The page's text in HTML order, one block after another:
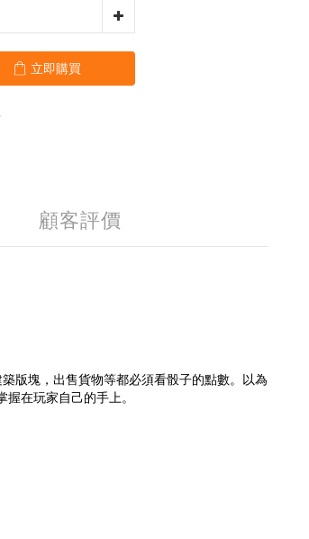
立即購買
顧客評價
版塊，出售貨物等都必須看骰子的點數。以為
在玩家自己的手上。